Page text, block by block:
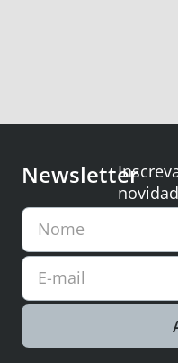
Newsletter
Nome
E-mail